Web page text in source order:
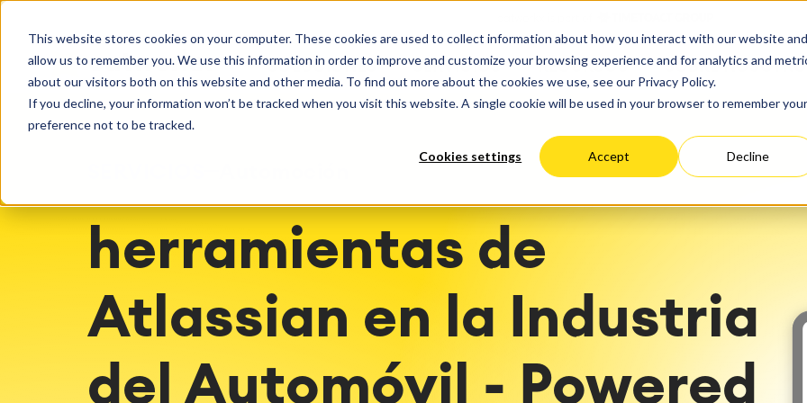
This website stores cookies on your computer. These cookies are used to collect information about how you interact with our website and
allow us to remember you. We use this information in order to improve and customize your browsing experience and for analytics and
about our visitors both on this website and other media. To find out more about the cookies we use, see our Privacy Policy.
If you decline, your information won’t be tracked when you visit this website. A single cookie will be used in your browser to remember your
preference not to be tracked.
Cookies settings Accept Decline
SOLUCIONES
Agile & DevOps
DevOps
Gestión de requisitos
Agile Development
Project & Work Management
Planificación del tiempo
Procesos empresariales
Informes y paneles de control
Service Management
Gestión de servicios IT &
Viaja a la gestión de
Gestión de activos
Mantenimiento industrial
Integration
Inteligencia Artificial
SAP Integración
Atlassian Backup & Restore
SERVICIOS
Getting Started
Operate
Servicios Cloud
Hosting gestionado
Configuración
Progress
Optimización del
Migración
Migración Cloud
personalizadas
catworkx academy
Formación
Producción de contenido de
aprendizaje personalizado
Consultoría de métodos y
procesos
Estrategia del panorama de TI
Evaluaciones ágiles
Implementación de ITSM
RECURSOS
Eventos y seminarios web Casos de éxito Blog
SOBRE
Descubre más sobre catworkx Alemania
herramientas de
Atlassian en la Industria
del Automóvil - Powered